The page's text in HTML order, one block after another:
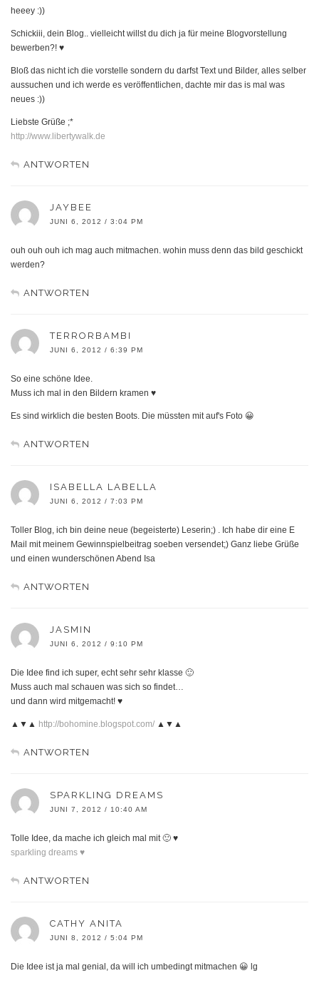
heeey :))
Schickiii, dein Blog.. vielleicht willst du dich ja für meine Blogvorstellung
bewerben?! ♥
Bloß das nicht ich die vorstelle sondern du darfst Text und Bilder, alles selber
aussuchen und ich werde es veröffentlichen, dachte mir das is mal was
neues :))
Liebste Grüße ;*
http://www.libertywalk.de
ANTWORTEN
JAYBEE
JUNI 6, 2012 / 3:04 PM
ouh ouh ouh ich mag auch mitmachen. wohin muss denn das bild geschickt
werden?
ANTWORTEN
TERRORBAMBI
JUNI 6, 2012 / 6:39 PM
So eine schöne Idee.
Muss ich mal in den Bildern kramen ♥
Es sind wirklich die besten Boots. Die müssten mit auf's Foto 😀
ANTWORTEN
ISABELLA LABELLA
JUNI 6, 2012 / 7:03 PM
Toller Blog, ich bin deine neue (begeisterte) Leserin;) . Ich habe dir eine E
Mail mit meinem Gewinnspielbeitrag soeben versendet;) Ganz liebe Grüße
und einen wunderschönen Abend Isa
ANTWORTEN
JASMIN
JUNI 6, 2012 / 9:10 PM
Die Idee find ich super, echt sehr sehr klasse 🙂
Muss auch mal schauen was sich so findet…
und dann wird mitgemacht! ♥
▲▼▲ http://bohomine.blogspot.com/ ▲▼▲
ANTWORTEN
SPARKLING DREAMS
JUNI 7, 2012 / 10:40 AM
Tolle Idee, da mache ich gleich mal mit 🙂 ♥
sparkling dreams ♥
ANTWORTEN
CATHY ANITA
JUNI 8, 2012 / 5:04 PM
Die Idee ist ja mal genial, da will ich umbedingt mitmachen 😀 lg